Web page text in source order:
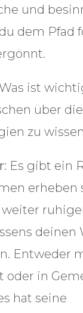
und
dem Pfad
ist
über
zu
: Es gibt ein
erheben
deinen
Entweder
oder in
hat seine